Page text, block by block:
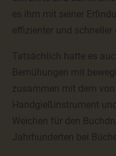
es ihm mit seiner
effizienter und
Tatsächlich hatte es
Bemühungen mit
zusammen mit dem
Handgießinstrument
Weichen für den
Jahrhunderten bei
Möchte eine betroffene
Anspruch nehmen, kann
Mitarbeiter des für die
d) Recht auf Löschung
betroffene Person hat
Verordnungsgeber
Verantwortlichen zu